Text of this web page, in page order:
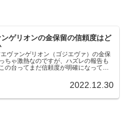
ゲリオンの金保留の信頼度はど
ヴァンゲリオン（ゴジエヴァ）の金保
ちゃ激熱なのですが、ハズレの報告も
の台ってまだ信頼度が明確になってな
2022.12.30